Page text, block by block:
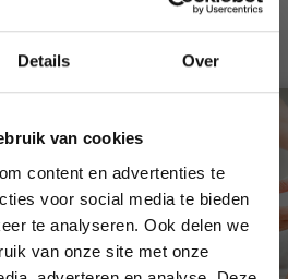
Details Over
van cookies
content en advertenties te
voor social media te bieden
te analyseren. Ook delen we
van onze site met onze
korting t.e.m. 15 augustus,